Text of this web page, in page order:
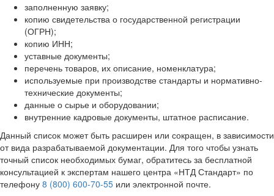
заполненную заявку;
копию свидетельства о государственной регистрации
(ОГРН);
копию ИНН;
уставные документы;
перечень товаров, их описание, номенклатура;
используемые при производстве стандарты и нормативно-
технические документы;
данные о сырье и оборудовании;
внутренние кадровые документы, штатное расписание.
Данный список может быть расширен или сокращен, в зависимости
от вида разрабатываемой документации. Для того чтобы узнать
точный список необходимых бумаг, обратитесь за бесплатной
консультацией к экспертам нашего центра «НТД Стандарт» по
телефону 8 (800) 600-70-55 или электронной почте.